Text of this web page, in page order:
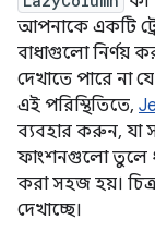
আপনাকে একটি
বাধাগুলো নির্ণয়
দেখাতে পারে
এই পরিস্থিতিতে,
ব্যবহার করুন, যা
ফাংশনগুলো তুলে
করা সহজ হয়।
দেখাচ্ছে।